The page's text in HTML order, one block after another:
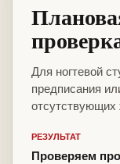
Для ногтевой
предписания
отсутствующих
РЕЗУЛЬТАТ
Проверяем